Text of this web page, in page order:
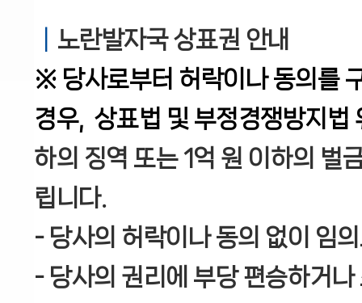
노란발자국 상표권 안내
※ 당사로부터 허락이나 동의를
경우, 상표법 및 부정경쟁방지법
하의 징역 또는 1억 원 이하의 벌
립니다.
- 당사의 허락이나 동의 없이 임
- 당사의 권리에 부당 편승하거